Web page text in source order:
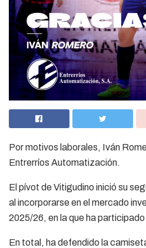
Por motivos laborales, Iván
Entrerríos Automatización.
El pívot de Vitigudino inició su
al incorporarse en el mercado
2025/26, en la que ha
En total, ha defendido la